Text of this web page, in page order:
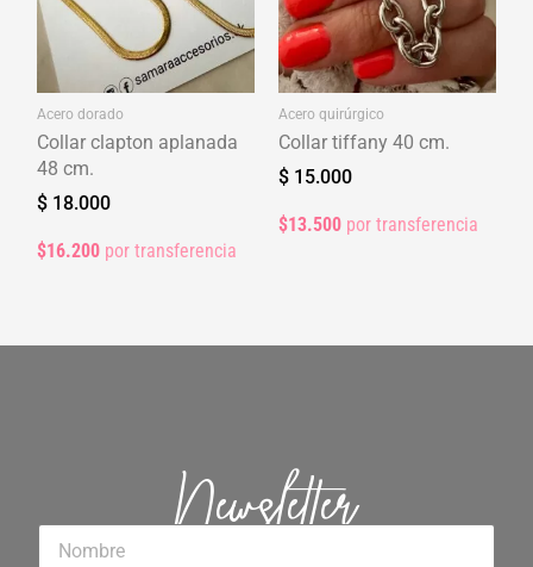
Acero dorado
Collar clapton aplanada
48 cm.
$ 18.000
$16.200 por transferencia
Acero quirúrgico
Collar tiffany 40 cm.
$ 15.000
$13.500 por transferencia
Newsletter